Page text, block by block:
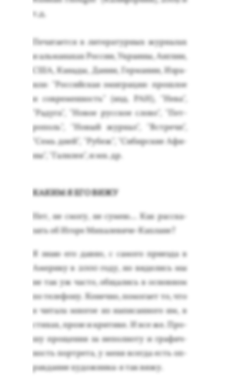
т.д.
Пе­чата­ет­ся в ли­тера­тур­ных жур­на­лах
и аль­ма­нахах Рос­сии, Ук­ра­ины, Ан­глии,
США, Ка­нады, Да­нии, Гер­ма­нии, Из­ра­
иля: "Рос­сий­ская эмиг­ра­ция: прош­лое
и сов­ре­мен­ность" (изд. РАН), "Не­ва",
"Ра­дуга", "Но­вое рус­ское сло­во", "Пет­
ро­поль", "Но­вый жур­нал", "Встре­чи",
"Семь дней", "Ру­беж", "Си­бир­ские Афи­
ны", "Га­лилея", и мн. др.
КА­КИМ Я ЕГО ВИ­ЖУ
Нет, не смо­гу, не су­мею... Как рас­ска­
зать об Иго­ре Ми­хале­виче-Кап­ла­не?
Я знаю его дав­но, с са­мого при­ез­да в
Аме­рику в 2000 го­ду, но ви­делись мы
не так уж час­то, об­ща­лись в ос­новном
по те­лефо­ну. Ко­неч­но, по­мога­ет то, что
я чи­тала мно­гое из на­писан­но­го им, в
сти­хах, про­зе и кри­тике. И все же. Про­
шу про­щения за не­пол­но­ту и гра­фич­
ность пор­тре­та, у ме­ня всег­да есть оп­
равда­ние ху­дож­ни­ка: я так ви­жу.